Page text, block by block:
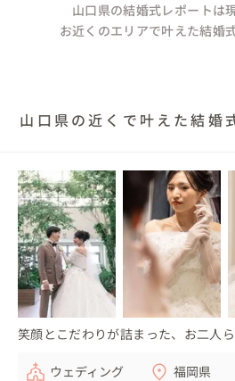
山口県の結婚式レポートは
お近くのエリアで叶えた結婚
山口県の近くで叶えた結婚
笑顔とこだわりが詰まった、お二人
ウェディング
福岡県